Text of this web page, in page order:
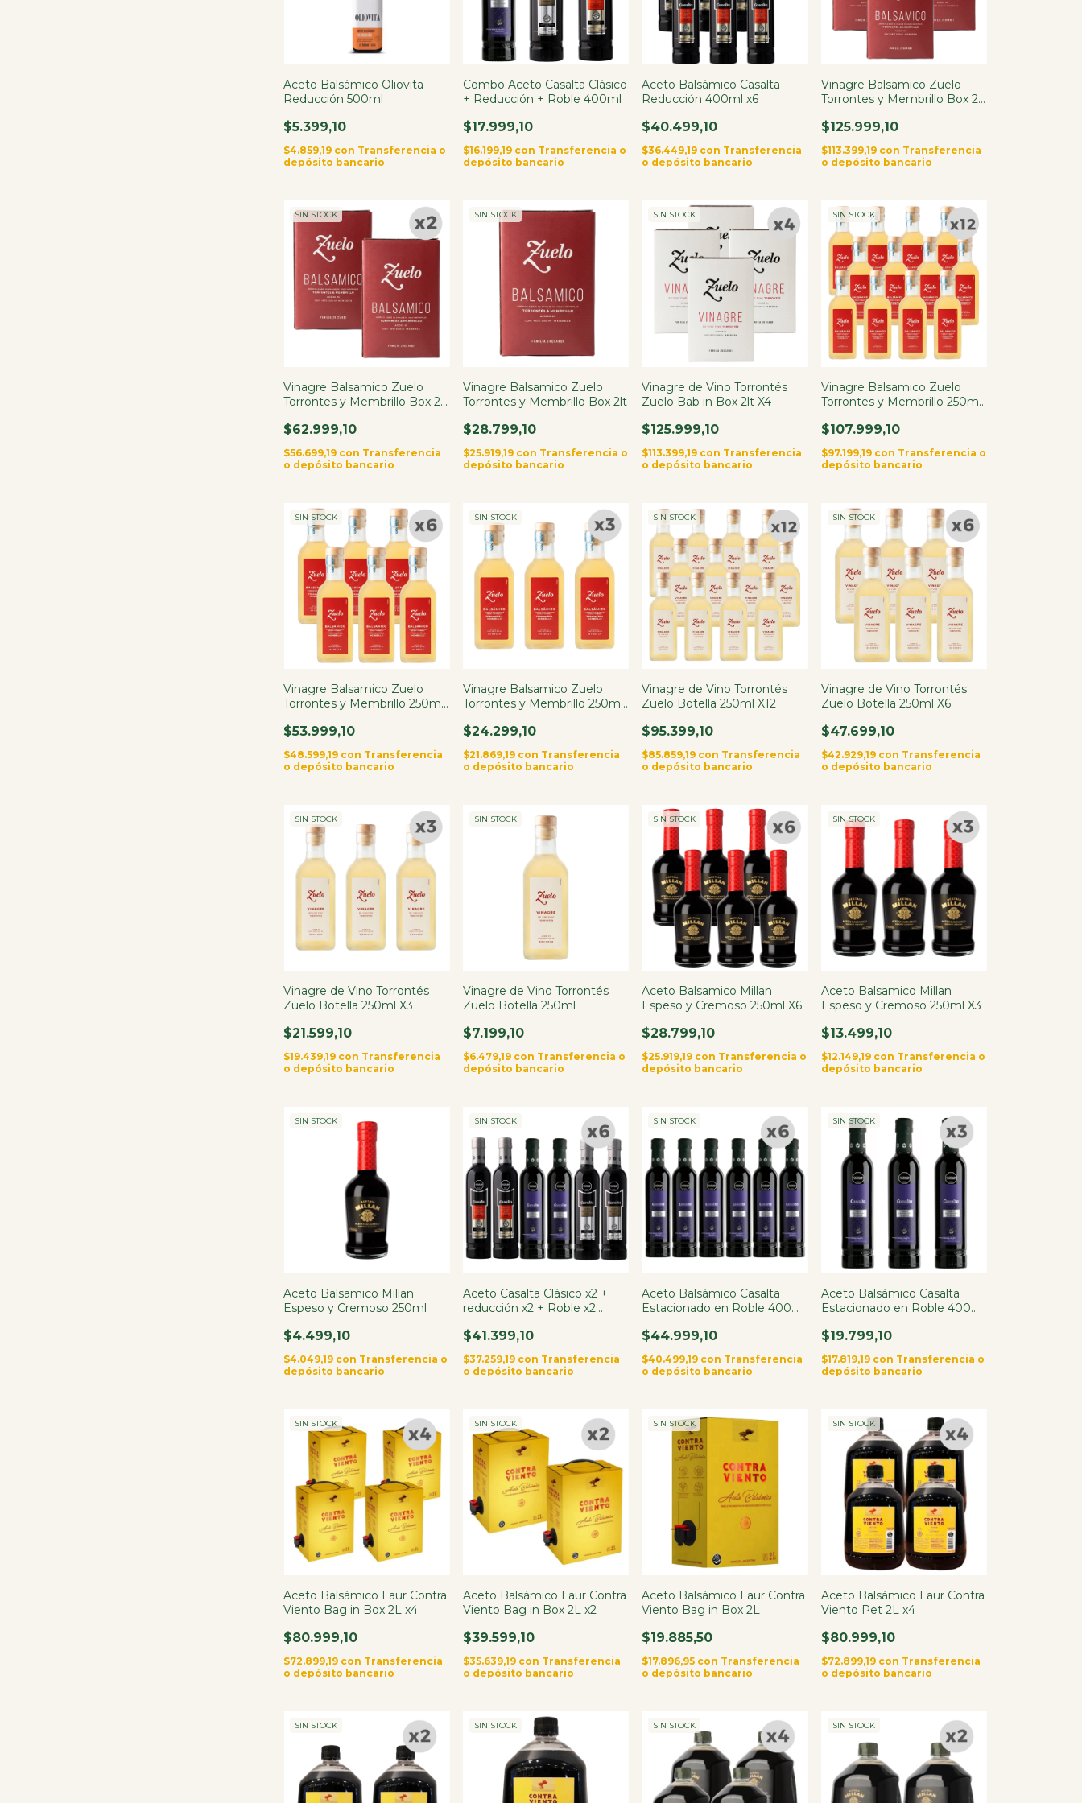
Aceto Balsámico Oliovita
Reducción 500ml
$5.399,10
$4.859,19 con Transferencia o
depósito bancario
Combo Aceto Casalta Clásico
+ Reducción + Roble 400ml
$17.999,10
$16.199,19 con Transferencia o
depósito bancario
Aceto Balsámico Casalta
Reducción 400ml x6
$40.499,10
$36.449,19 con Transferencia
o depósito bancario
Vinagre Balsamico Zuelo
Torrontes y Membrillo Box 2lt
$125.999,10
$113.399,19 con Transferencia
o depósito bancario
SIN STOCK
Vinagre Balsamico Zuelo
Torrontes y Membrillo Box 2lt
$62.999,10
$56.699,19 con Transferencia
o depósito bancario
SIN STOCK
Vinagre Balsamico Zuelo
Torrontes y Membrillo Box 2lt
$28.799,10
$25.919,19 con Transferencia o
depósito bancario
SIN STOCK
Vinagre de Vino Torrontés
Zuelo Bab in Box 2lt X4
$125.999,10
$113.399,19 con Transferencia
o depósito bancario
SIN STOCK
Vinagre Balsamico Zuelo
Torrontes y Membrillo 250ml
$107.999,10
$97.199,19 con Transferencia o
depósito bancario
SIN STOCK
Vinagre Balsamico Zuelo
Torrontes y Membrillo 250ml
$53.999,10
$48.599,19 con Transferencia
o depósito bancario
SIN STOCK
Vinagre Balsamico Zuelo
Torrontes y Membrillo 250ml
$24.299,10
$21.869,19 con Transferencia
o depósito bancario
SIN STOCK
Vinagre de Vino Torrontés
Zuelo Botella 250ml X12
$95.399,10
$85.859,19 con Transferencia
o depósito bancario
SIN STOCK
Vinagre de Vino Torrontés
Zuelo Botella 250ml X6
$47.699,10
$42.929,19 con Transferencia
o depósito bancario
SIN STOCK
Vinagre de Vino Torrontés
Zuelo Botella 250ml X3
$21.599,10
$19.439,19 con Transferencia
o depósito bancario
SIN STOCK
Vinagre de Vino Torrontés
Zuelo Botella 250ml
$7.199,10
$6.479,19 con Transferencia o
depósito bancario
SIN STOCK
Aceto Balsamico Millan
Espeso y Cremoso 250ml X6
$28.799,10
$25.919,19 con Transferencia o
depósito bancario
SIN STOCK
Aceto Balsamico Millan
Espeso y Cremoso 250ml X3
$13.499,10
$12.149,19 con Transferencia o
depósito bancario
SIN STOCK
Aceto Balsamico Millan
Espeso y Cremoso 250ml
$4.499,10
$4.049,19 con Transferencia o
depósito bancario
SIN STOCK
Aceto Casalta Clásico x2 +
reducción x2 + Roble x2
$41.399,10
$37.259,19 con Transferencia
o depósito bancario
SIN STOCK
Aceto Balsámico Casalta
Estacionado en Roble 400ml
$44.999,10
$40.499,19 con Transferencia
o depósito bancario
SIN STOCK
Aceto Balsámico Casalta
Estacionado en Roble 400ml
$19.799,10
$17.819,19 con Transferencia o
depósito bancario
SIN STOCK
Aceto Balsámico Laur Contra
Viento Bag in Box 2L x4
$80.999,10
$72.899,19 con Transferencia
o depósito bancario
SIN STOCK
Aceto Balsámico Laur Contra
Viento Bag in Box 2L x2
$39.599,10
$35.639,19 con Transferencia
o depósito bancario
SIN STOCK
Aceto Balsámico Laur Contra
Viento Bag in Box 2L
$19.885,50
$17.896,95 con Transferencia
o depósito bancario
SIN STOCK
Aceto Balsámico Laur Contra
Viento Pet 2L x4
$80.999,10
$72.899,19 con Transferencia
o depósito bancario
SIN STOCK SIN STOCK SIN STOCK SIN STOCK